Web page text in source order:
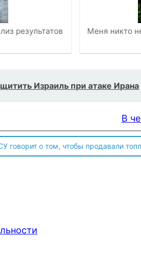
результатов
Меня никто
Израиль при атаке Ирана
В
говорит о том, чтобы продавали